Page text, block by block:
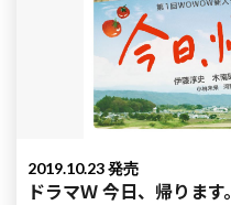
2019.10.23 発売
ドラマＷ 今日、帰ります。